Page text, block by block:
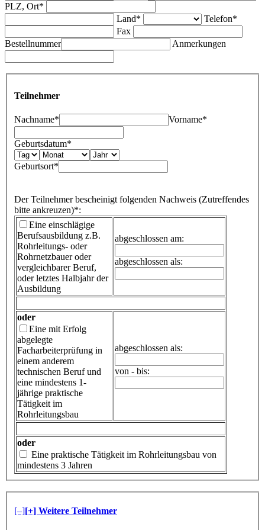
PLZ, Ort*
Land*
Telefon*
Fax
Bestellnummer
Anmerkungen
Teilnehmer
Nachname* Vorname*
Geburtsdatum*
Geburtsort*
Der Teilnehmer bescheinigt folgenden Nachweis (Zutreffendes
bitte ankreuzen)*:
Eine einschlägige
Berufsausbildung z.B.
Rohrleitungs- oder
Rohrnetzbauer oder
vergleichbarer Beruf,
oder letztes Halbjahr der
Ausbildung
abgeschlossen am:
abgeschlossen als:
oder
Eine mit Erfolg
abgelegte
Facharbeiterprüfung in
einem anderem
technischen Beruf und
eine mindestens 1-
jährige praktische
Tätigkeit im
Rohrleitungsbau
abgeschlossen als:
von - bis:
oder
Eine praktische Tätigkeit im Rohrleitungsbau von
mindestens 3 Jahren
[–][+] Weitere Teilnehmer